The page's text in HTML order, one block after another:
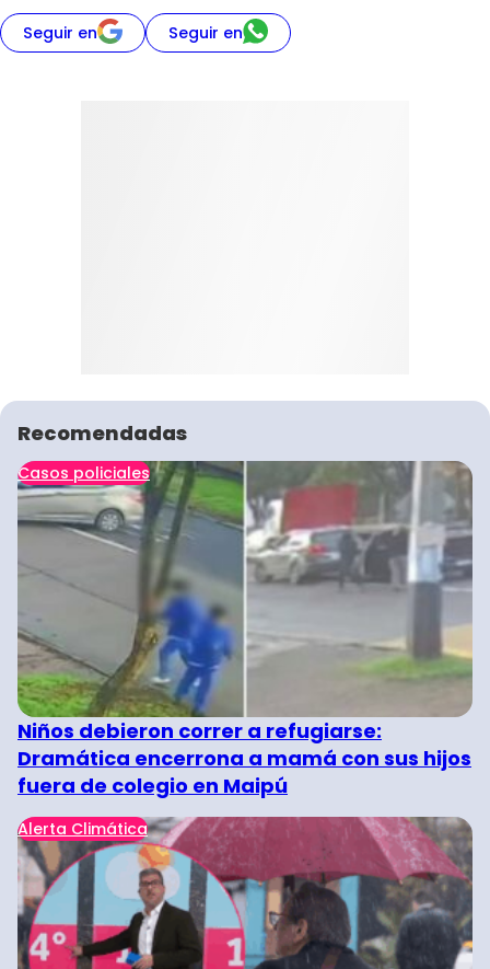
Seguir en Seguir en
Recomendadas
Casos policiales
Niños debieron correr a refugiarse:
Dramática encerrona a mamá con sus hijos
fuera de colegio en Maipú
Alerta Climática